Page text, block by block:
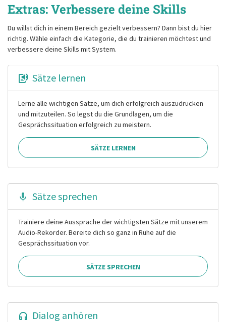
Extras: Verbessere deine Skills
Du willst dich in einem Bereich gezielt verbessern? Dann bist du hier
richtig. Wähle einfach die Kategorie, die du trainieren möchtest und
verbessere deine Skills mit System.
Sätze lernen
Lerne alle wichtigen Sätze, um dich erfolgreich auszudrücken
und mitzuteilen. So legst du die Grundlagen, um die
Gesprächssituation erfolgreich zu meistern.
SÄTZE LERNEN
Sätze sprechen
Trainiere deine Aussprache der wichtigsten Sätze mit unserem
Audio-Rekorder. Bereite dich so ganz in Ruhe auf die
Gesprächssituation vor.
SÄTZE SPRECHEN
Dialog anhören